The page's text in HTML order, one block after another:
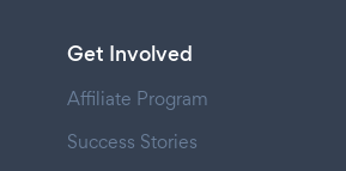
Get Involved
Affiliate Program
Success Stories